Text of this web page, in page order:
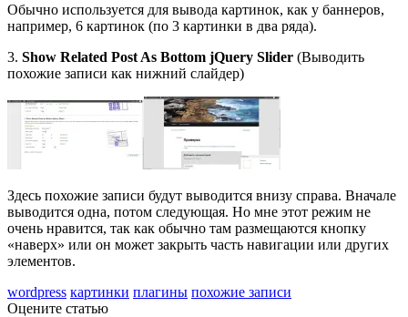
Обычно используется для вывода картинок, как у баннеров,
например, 6 картинок (по 3 картинки в два ряда).
3. Show Related Post As Bottom jQuery Slider (Выводить
похожие записи как нижний слайдер)
Здесь похожие записи будут выводится внизу справа. Вначале
выводится одна, потом следующая. Но мне этот режим не
очень нравится, так как обычно там размещаются кнопку
«наверх» или он может закрыть часть навигации или других
элементов.
wordpress картинки плагины похожие записи
Оцените статью